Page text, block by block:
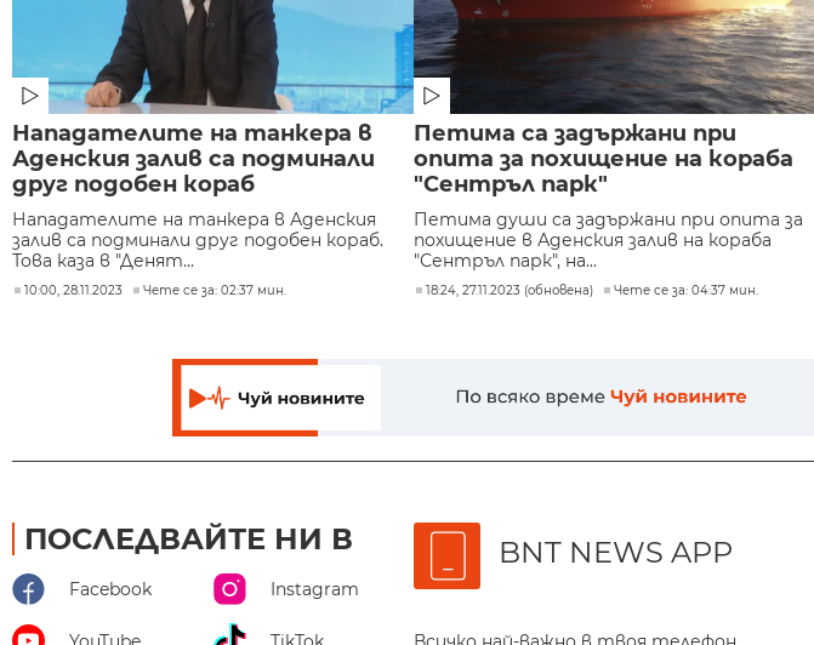
Нападателите на танкера в
Аденския залив са подминали
друг подобен кораб
Нападателите на танкера в Аденския
залив са подминали друг подобен кораб.
Това каза в "Денят...
10:00, 28.11.2023 Чете се за: 02:37 мин.
Петима са задържани при
опита за похищение на кораба
"Сентръл парк"
Петима души са задържани при опита за
похищение в Аденския залив на кораба
"Сентръл парк", на...
18:24, 27.11.2023 (обновена) Чете се за: 04:37 мин.
ПОСЛЕДВАЙТЕ НИ В
Facebook Instagram
BNT NEWS APP